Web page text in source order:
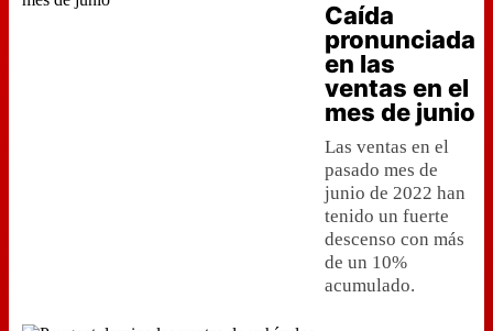
Caída
pronunciada
en las
ventas en el
mes de junio
Las ventas en el
pasado mes de
junio de 2022 han
tenido un fuerte
descenso con más
de un 10%
acumulado.